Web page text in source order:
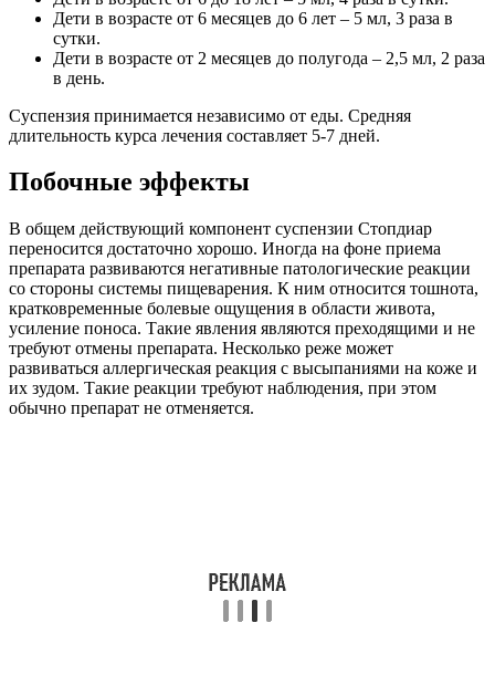
Дети в возрасте от 6 месяцев до 6 лет – 5 мл, 3 раза в
сутки.
Дети в возрасте от 2 месяцев до полугода – 2,5 мл, 2 раза
в день.
Суспензия принимается независимо от еды. Средняя
длительность курса лечения составляет 5-7 дней.
Побочные эффекты
В общем действующий компонент суспензии Стопдиар
переносится достаточно хорошо. Иногда на фоне приема
препарата развиваются негативные патологические реакции
со стороны системы пищеварения. К ним относится тошнота,
кратковременные болевые ощущения в области живота,
усиление поноса. Такие явления являются преходящими и не
требуют отмены препарата. Несколько реже может
развиваться аллергическая реакция с высыпаниями на коже и
их зудом. Такие реакции требуют наблюдения, при этом
обычно препарат не отменяется.